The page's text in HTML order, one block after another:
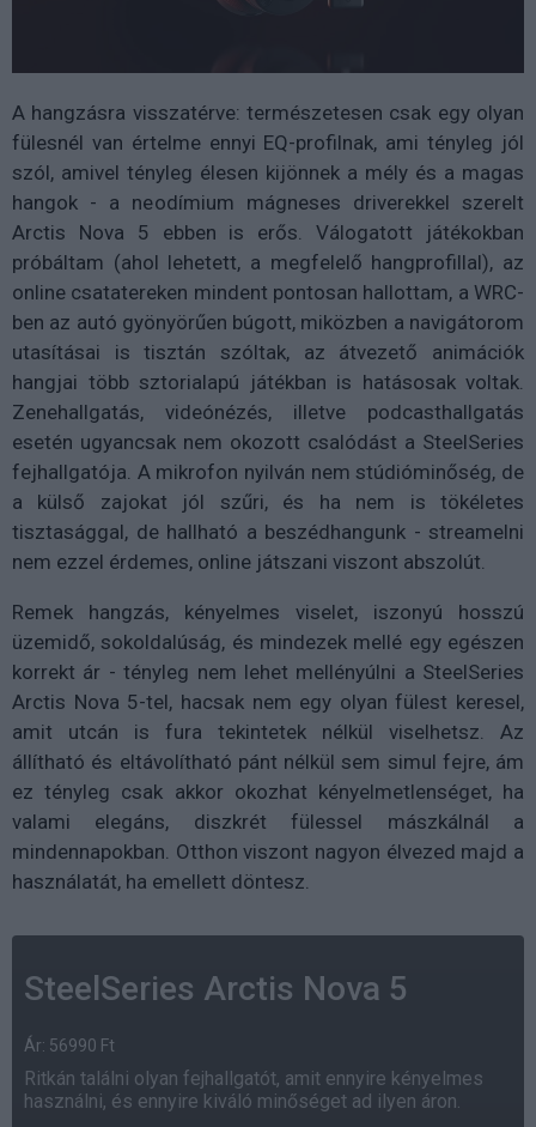
A hangzásra visszatérve: természetesen csak egy olyan
fülesnél van értelme ennyi EQ-profilnak, ami tényleg jól
szól, amivel tényleg élesen kijönnek a mély és a magas
hangok - a neodímium mágneses driverekkel szerelt
Arctis Nova 5 ebben is erős. Válogatott játékokban
próbáltam (ahol lehetett, a megfelelő hangprofillal), az
online csatatereken mindent pontosan hallottam, a WRC-
ben az autó gyönyörűen búgott, miközben a navigátorom
utasításai is tisztán szóltak, az átvezető animációk
hangjai több sztorialapú játékban is hatásosak voltak.
Zenehallgatás, videónézés, illetve podcasthallgatás
esetén ugyancsak nem okozott csalódást a SteelSeries
fejhallgatója. A mikrofon nyilván nem stúdióminőség, de
a külső zajokat jól szűri, és ha nem is tökéletes
tisztasággal, de hallható a beszédhangunk - streamelni
nem ezzel érdemes, online játszani viszont abszolút.
Remek hangzás, kényelmes viselet, iszonyú hosszú
üzemidő, sokoldalúság, és mindezek mellé egy egészen
korrekt ár - tényleg nem lehet mellényúlni a SteelSeries
Arctis Nova 5-tel, hacsak nem egy olyan fülest keresel,
amit utcán is fura tekintetek nélkül viselhetsz. Az
állítható és eltávolítható pánt nélkül sem simul fejre, ám
ez tényleg csak akkor okozhat kényelmetlenséget, ha
valami elegáns, diszkrét fülessel mászkálnál a
mindennapokban. Otthon viszont nagyon élvezed majd a
használatát, ha emellett döntesz.
SteelSeries Arctis Nova 5
Ár: 56990 Ft
Ritkán találni olyan fejhallgatót, amit ennyire kényelmes
használni, és ennyire kiváló minőséget ad ilyen áron.